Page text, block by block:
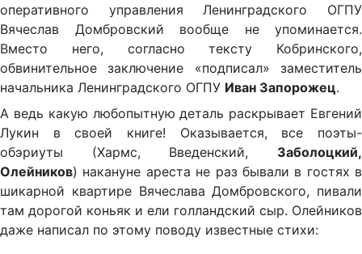
оперативного управления Ленинградского ОГПУ
Вячеслав Домбровский вообще не упоминается.
Вместо него, согласно тексту Кобринского,
обвинительное заключение «подписал» заместитель
начальника Ленинградского ОГПУ Иван Запорожец.
А ведь какую любопытную деталь раскрывает Евгений
Лукин в своей книге! Оказывается, все поэты-
обэриуты (Хармс, Введенский, Заболоцкий,
Олейников) накануне ареста не раз бывали в гостях в
шикарной квартире Вячеслава Домбровского, пивали
там дорогой коньяк и ели голландский сыр. Олейников
даже написал по этому поводу известные стихи: